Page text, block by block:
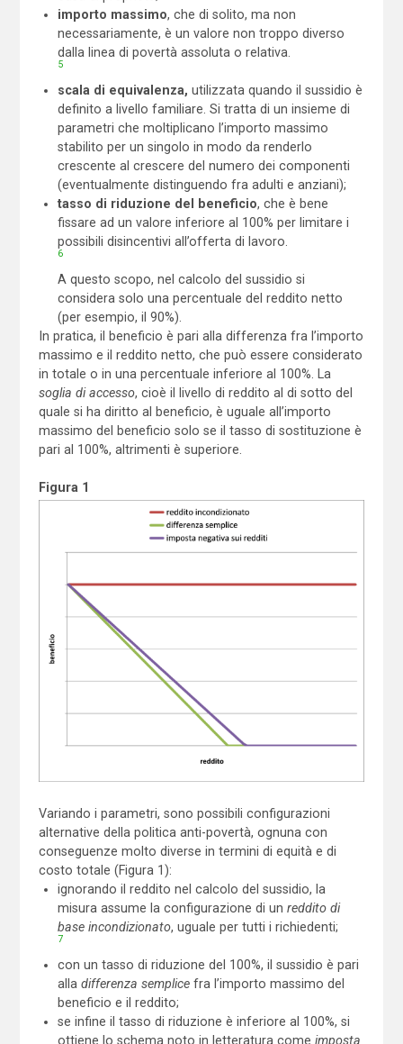
importo massimo, che di solito, ma non
necessariamente, è un valore non troppo diverso
dalla linea di povertà assoluta o relativa.
5
scala di equivalenza, utilizzata quando il sussidio è
definito a livello familiare. Si tratta di un insieme di
parametri che moltiplicano l’importo massimo
stabilito per un singolo in modo da renderlo
crescente al crescere del numero dei componenti
(eventualmente distinguendo fra adulti e anziani);
tasso di riduzione del beneficio, che è bene
fissare ad un valore inferiore al 100% per limitare i
possibili disincentivi all’offerta di lavoro.
6
A questo scopo, nel calcolo del sussidio si
considera solo una percentuale del reddito netto
(per esempio, il 90%).
In pratica, il beneficio è pari alla differenza fra l’importo
massimo e il reddito netto, che può essere considerato
in totale o in una percentuale inferiore al 100%. La
soglia di accesso, cioè il livello di reddito al di sotto del
quale si ha diritto al beneficio, è uguale all’importo
massimo del beneficio solo se il tasso di sostituzione è
pari al 100%, altrimenti è superiore.
Figura 1
Variando i parametri, sono possibili configurazioni
alternative della politica anti-povertà, ognuna con
conseguenze molto diverse in termini di equità e di
costo totale (Figura 1):
ignorando il reddito nel calcolo del sussidio, la
misura assume la configurazione di unreddito di
base incondizionato, uguale per tutti i richiedenti;
7
con un tasso di riduzione del 100%, il sussidio è pari
alladifferenza semplice fra l’importo massimo del
beneficio e il reddito;
se infine il tasso di riduzione è inferiore al 100%, si
ottiene lo schema noto in letteratura comeimposta